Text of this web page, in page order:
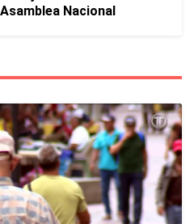
Nacional